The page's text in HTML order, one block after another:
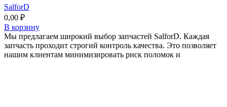
SalforD
0,00 ₽
В корзину
Мы предлагаем широкий выбор запчастей SalforD. Каждая
запчасть проходит строгий контроль качества. Это позволяет
нашим клиентам минимизировать риск поломок и